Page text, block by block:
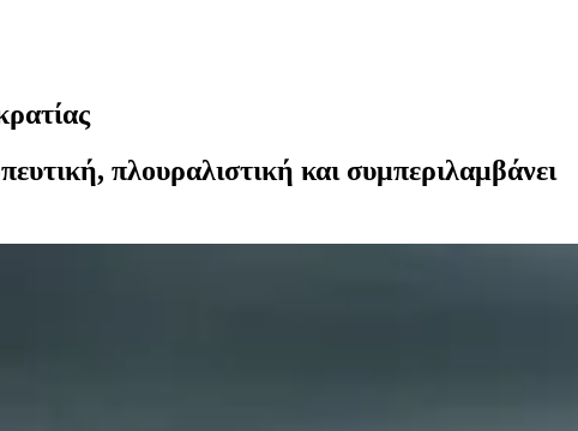
πλουραλιστική και συμπεριλαμβάνει